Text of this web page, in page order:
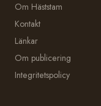
Om Häststam
Kontakt
Länkar
Om publicering
Integritetspolicy